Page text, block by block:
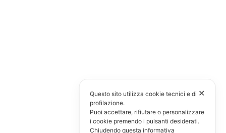
✕
Questo sito utilizza cookie tecnici e di
profilazione.
Puoi accettare, rifiutare o personalizzare
i cookie premendo i pulsanti desiderati.
Chiudendo questa informativa